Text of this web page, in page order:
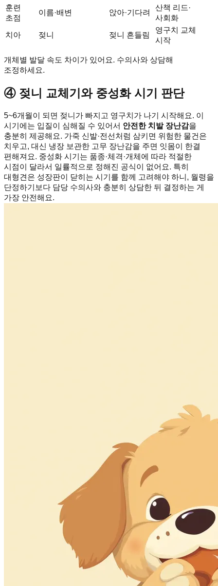
훈련
초점
이름·배변 앉아·기다려
산책 리드·
사회화
치아 젖니 젖니 흔들림
영구치 교체
시작
개체별 발달 속도 차이가 있어요. 수의사와 상담해
조정하세요.
④ 젖니 교체기와 중성화 시기 판단
5~6개월이 되면 젖니가 빠지고 영구치가 나기 시작해요. 이
시기에는 입질이 심해질 수 있어서 안전한 치발 장난감을
충분히 제공해요. 가죽 신발·전선처럼 삼키면 위험한 물건은
치우고, 대신 냉장 보관한 고무 장난감을 주면 잇몸이 한결
편해져요. 중성화 시기는 품종·체격·개체에 따라 적절한
시점이 달라서 일률적으로 정해진 공식이 없어요. 특히
대형견은 성장판이 닫히는 시기를 함께 고려해야 하니, 월령을
단정하기보다 담당 수의사와 충분히 상담한 뒤 결정하는 게
가장 안전해요.